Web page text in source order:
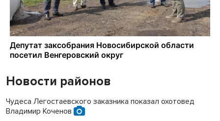
Новости районов
Чудеса Легостаевского заказника показал охотовед
Владимир Коченов